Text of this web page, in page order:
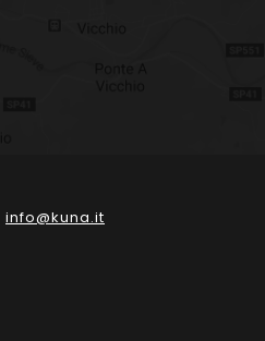
info@kuna.it